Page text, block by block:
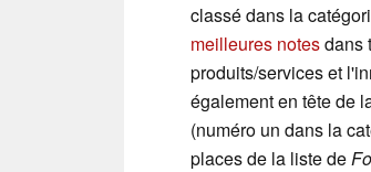
classé dans la
meilleures notesdans
produits/services et
également en tête de
(numéro un dans la
places de la liste de